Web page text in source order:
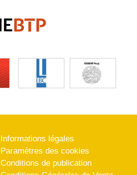
Informations légales
Paramètres des cookies
Conditions de publication